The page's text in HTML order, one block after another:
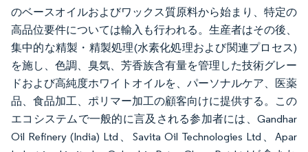
のベースオイルおよびワックス質原料から始まり、特定の
高品位要件については輸入も行われる。生産者はその後、
集中的な精製・精製処理(水素化処理および関連プロセス)
を施し、色調、臭気、芳香族含有量を管理した技術グレー
ドおよび高純度ホワイトオイルを、パーソナルケア、医薬
品、食品加工、ポリマー加工の顧客向けに提供する。この
エコシステムで一般的に言及される参加者には、Gandhar
Oil Refinery (India) Ltd、Savita Oil Technologies Ltd、Apar